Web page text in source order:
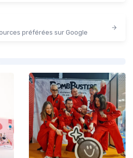
préférées sur Google